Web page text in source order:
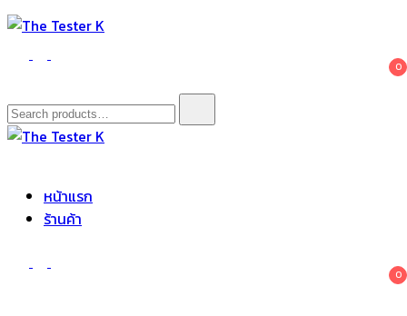
The Tester K
Korean cosmetics 0
Search
for:
หน้าแรก
ร้านค้า
0